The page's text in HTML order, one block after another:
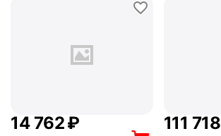
14 762₽ 111 718